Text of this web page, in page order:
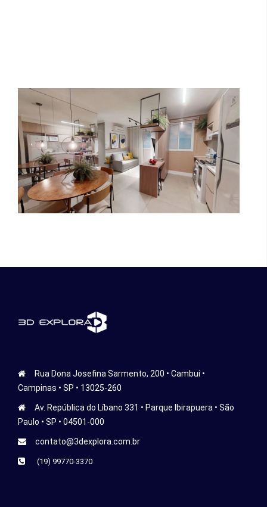
Rua Dona Josefina Sarmento, 200 • Cambui •
Campinas • SP • 13025-260
Av. República do Líbano 331 • Parque Ibirapuera • São
Paulo • SP • 04501-000
contato@3dexplora.com.br
(19) 99770-3370